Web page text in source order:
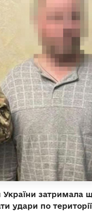
затримала
удари по